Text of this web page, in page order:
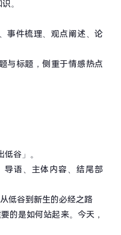
。
事件梳理、观点阐述、论
与标题，侧重于情感热点
低谷」。
导语、主体内容、结尾部
低谷到新生的必经之路
的是如何站起来。今天，